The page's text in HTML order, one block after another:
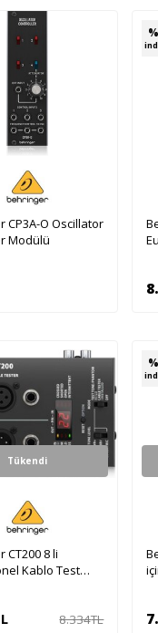
CP3A-O Oscillator
Modülü
%
Tükendi
CT200 8 li
Kablo Test
8.334TL
%